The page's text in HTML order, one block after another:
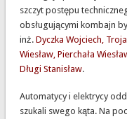
szczyt postępu
obsługującymi kombajn
inż. Dyczka Wojciech,
Wiesław, Pierchała
Długi Stanisław.
Automatycy i elektrycy
szukali swego kąta. Na